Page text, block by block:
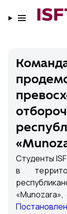
Студенты
в